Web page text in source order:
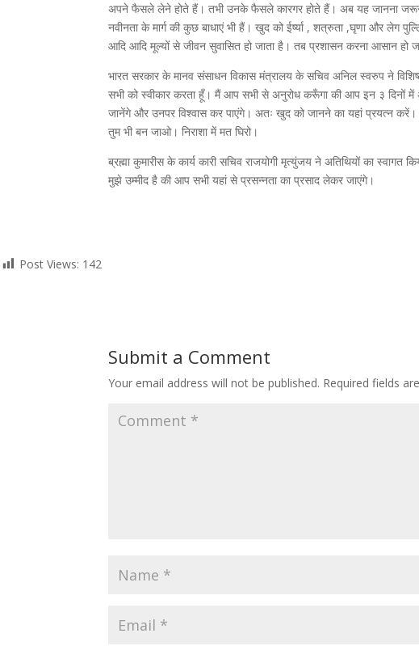
अपने फैसले लेने होते हैं। तभी उनके फैसले कारगर होते हैं। अब यह जानना
नवीनता के मार्ग की कुछ बाधाएं भी हैं। खुद को ईर्ष्या , शत्रुता ,घृणा और
आदि आदि मूल्यों से जीवन सुवासित हो जाता है। तब प्रशासन करना आसान हो
भारत सरकार के मानव संसाधन विकास मंत्रालय के सचिव अनिल स्वरुप ने
सभी को स्वीकार करता हूँ। मैं आप सभी से अनुरोध करूँगा की आप इन ३
जानेंगे और उनपर विश्वास कर पाएंगे। अतः खुद को जानने का यहां प्रयत्न
तुम भी बन जाओ। निराशा में मत घिरो।
ब्रह्मा कुमारीस के कार्य कारी सचिव राजयोगी मृत्युंजय ने अतिथियों का
मुझे उम्मीद है की आप सभी यहां से प्रसन्नता का प्रसाद लेकर जाएंगे।
Post Views: 142
Submit a Comment
Your email address will not be published. Required fields